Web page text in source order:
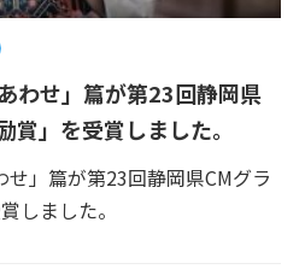
わせ」篇が第23回静岡県
賞」を受賞しました。
」篇が第23回静岡県CMグラ
しました。